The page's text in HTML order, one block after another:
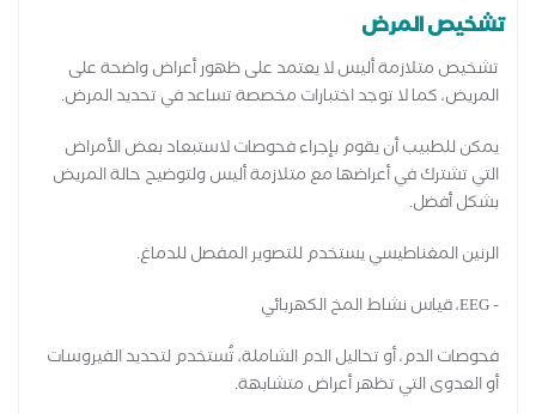
تشخيص المرض
تشخيص متلازمة أليس لا يعتمد على ظهور أعراض واضحة على
المريض، كما لا توجد اختبارات مخصصة تساعد في تحديد المرض.
يمكن للطبيب أن يقوم بإجراء فحوصات لاستبعاد بعض الأمراض
التي تشترك في أعراضها مع متلازمة أليس ولتوضيح حالة المريض
بشكل أفضل.
الرنين المغناطيسي يستخدم للتصوير المفصل للدماغ.
- EEG، قياس نشاط المخ الكهربائي
فحوصات الدم، أو تحاليل الدم الشاملة، تُستخدم لتحديد الفيروسات
أو العدوى التي تظهر أعراض متشابهة.